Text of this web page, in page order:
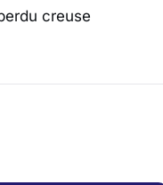
creuse